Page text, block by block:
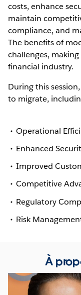
costs, enhance
maintain
compliance, and
The benefits of
challenges,
financial industry.
During this
to migrate,
Operational
Enhanced
Improved
Competitive
Regulatory
Risk
À